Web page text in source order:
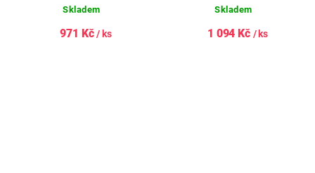
Skladem
971 Kč/ ks
Skladem
1 094 Kč / ks